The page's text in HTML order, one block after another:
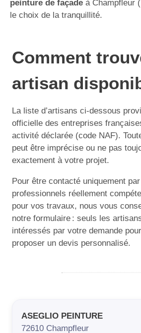
peinture de façade à Champfleur
le choix de la tranquillité.
Comment
artisan
La liste d’artisans ci-dessous
officielle des entreprises
activité déclarée (code NAF).
peut être imprécise ou ne pas
exactement à votre projet.
Pour être contacté uniquement
professionnels réellement
pour vos travaux, nous vous
notre formulaire : seuls les
intéressés par votre demande
proposer un devis personnalisé.
ASEGLIO PEINTURE
72610 Champfleur